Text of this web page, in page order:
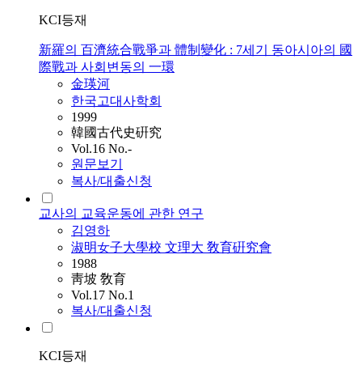
KCI등재
新羅의 百濟統合戰爭과 體制變化 : 7세기 동아시아의 國
際戰과 사회변동의 一環
金瑛河
한국고대사학회
1999
韓國古代史硏究
Vol.16 No.-
원문보기
복사/대출신청
교사의 교육운동에 관한 연구
김영하
淑明女子大學校 文理大 敎育硏究會
1988
靑坡 敎育
Vol.17 No.1
복사/대출신청
KCI등재